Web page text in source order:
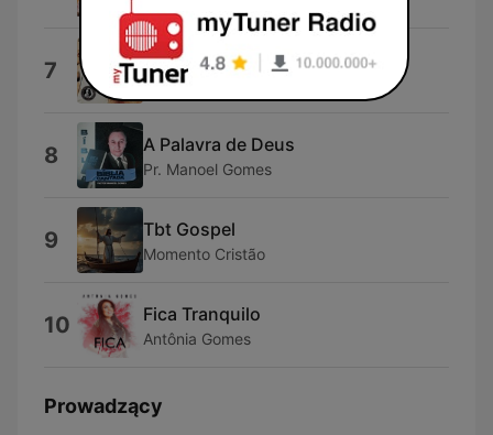
7 Em Fervente Oracao
Dodô Miranda
8 A Palavra de Deus
Pr. Manoel Gomes
9 Tbt Gospel
Momento Cristão
10 Fica Tranquilo
Antônia Gomes
Prowadzący